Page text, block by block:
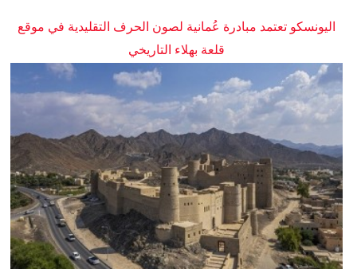
اليونسكو تعتمد مبادرة عُمانية لصون الحرف التقليدية في موقع
قلعة بهلاء التاريخي